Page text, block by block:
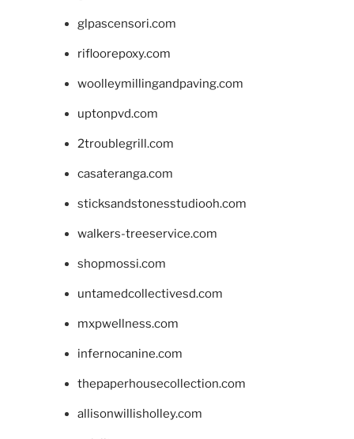
glpascensori.com
rifloorepoxy.com
woolleymillingandpaving.com
uptonpvd.com
2troublegrill.com
casateranga.com
sticksandstonesstudiooh.com
walkers-treeservice.com
shopmossi.com
untamedcollectivesd.com
mxpwellness.com
infernocanine.com
thepaperhousecollection.com
allisonwillisholley.com